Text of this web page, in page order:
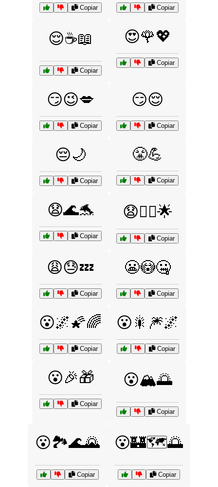
Copiar Copiar
😌☕📖
Copiar
😍🌹💖
Copiar
😏😉💋
Copiar
😏😌
Copiar
😔🌙
Copiar
😤💪
Copiar
😧🌊🐬
Copiar
😧🧚‍♀️🌟
Copiar
😩😓💤
Copiar
😬😳🤐
Copiar
😮🌌🌠🌈
Copiar
😮🎇🎆🌌
Copiar
😮🎉🎁
Copiar
😮🏔️🌅
Copiar
😮🏞️🌊🌄
Copiar
😮🏰🗺️🌅
Copiar